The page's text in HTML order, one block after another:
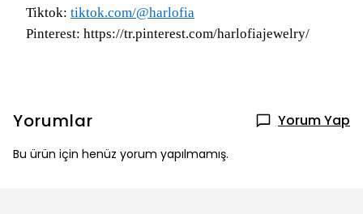
Tiktok: tiktok.com/@harlofia
Pinterest: https://tr.pinterest.com/harlofiajewelry/
Yorumlar Yorum Yap
Bu ürün için henüz yorum yapılmamış.